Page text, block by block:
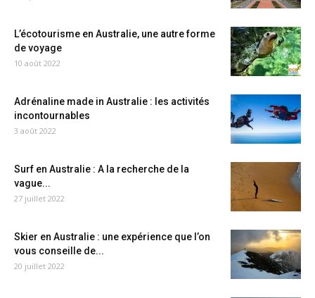
L’écotourisme en Australie, une autre forme
de voyage
10 août 2022
Adrénaline made in Australie : les activités
incontournables
3 août 2022
Surf en Australie : A la recherche de la
vague...
27 juillet 2022
Skier en Australie : une expérience que l’on
vous conseille de...
20 juillet 2022